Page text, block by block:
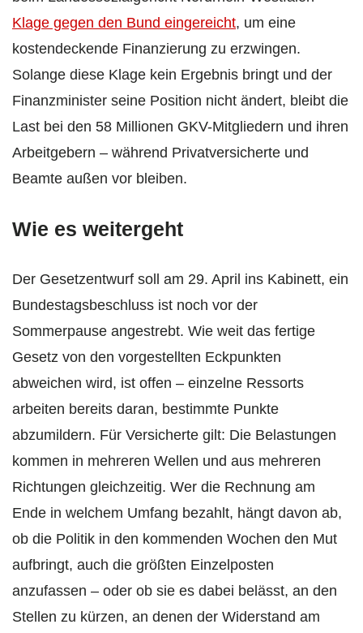
Klage gegen den Bund eingereicht, um eine
kostendeckende Finanzierung zu erzwingen.
Solange diese Klage kein Ergebnis bringt und der
Finanzminister seine Position nicht ändert, bleibt die
Last bei den 58 Millionen GKV-Mitgliedern und ihren
Arbeitgebern – während Privatversicherte und
Beamte außen vor bleiben.
Wie es weitergeht
Der Gesetzentwurf soll am 29. April ins Kabinett, ein
Bundestagsbeschluss ist noch vor der
Sommerpause angestrebt. Wie weit das fertige
Gesetz von den vorgestellten Eckpunkten
abweichen wird, ist offen – einzelne Ressorts
arbeiten bereits daran, bestimmte Punkte
abzumildern. Für Versicherte gilt: Die Belastungen
kommen in mehreren Wellen und aus mehreren
Richtungen gleichzeitig. Wer die Rechnung am
Ende in welchem Umfang bezahlt, hängt davon ab,
ob die Politik in den kommenden Wochen den Mut
aufbringt, auch die größten Einzelposten
anzufassen – oder ob sie es dabei belässt, an den
Stellen zu kürzen, an denen der Widerstand am